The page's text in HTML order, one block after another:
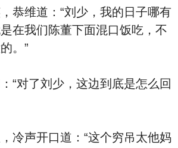
恭维道：“刘少，我的日子哪有
在我们陈董下面混口饭吃，不
。”
“对了刘少，这边到底是怎么回
冷声开口道：“这个穷吊太他妈